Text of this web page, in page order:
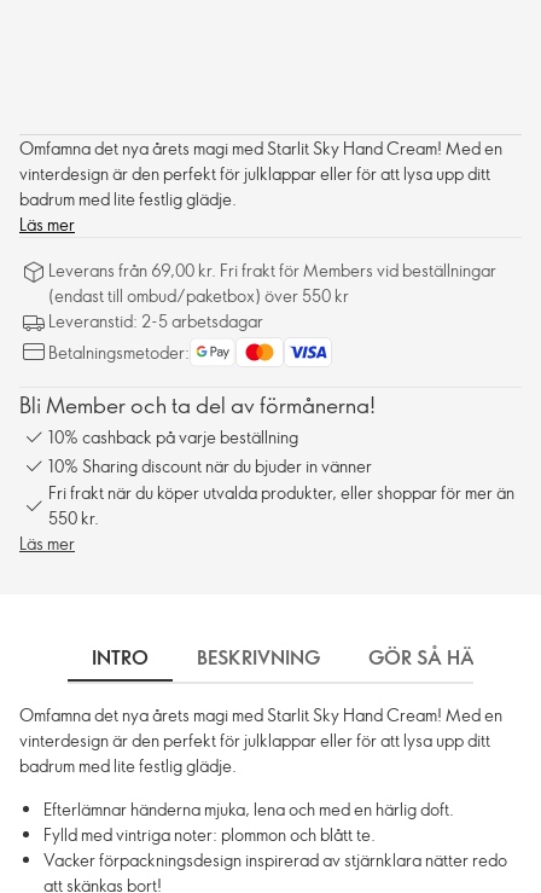
Omfamna det nya årets magi med Starlit Sky Hand Cream! Med en
vinterdesign är den perfekt för julklappar eller för att lysa upp ditt
badrum med lite festlig glädje.
Läs mer
Leverans från 69,00 kr. Fri frakt för Members vid beställningar
(endast till ombud/paketbox) över 550 kr
Leveranstid: 2-5 arbetsdagar
Betalningsmetoder:
Bli Member och ta del av förmånerna!
10% cashback på varje beställning
10% Sharing discount när du bjuder in vänner
Fri frakt när du köper utvalda produkter, eller shoppar för mer än
550 kr.
Läs mer
INTRO BESKRIVNING GÖR SÅ HÄR
Omfamna det nya årets magi med Starlit Sky Hand Cream! Med en
vinterdesign är den perfekt för julklappar eller för att lysa upp ditt
badrum med lite festlig glädje.
Efterlämnar händerna mjuka, lena och med en härlig doft.
Fylld med vintriga noter: plommon och blått te.
Vacker förpackningsdesign inspirerad av stjärnklara nätter redo
att skänkas bort!